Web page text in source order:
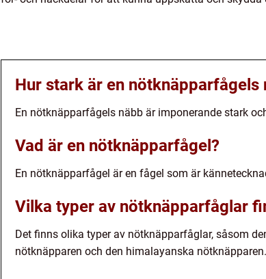
Hur stark är en nötknäpparfågels
En nötknäpparfågels näbb är imponerande stark
Vad är en nötknäpparfågel?
En nötknäpparfågel är en fågel som är
Vilka typer av nötknäpparfåglar
Det finns olika typer av nötknäpparfåglar, såsom
nötknäpparen och den himalayanska nötknäpparen.